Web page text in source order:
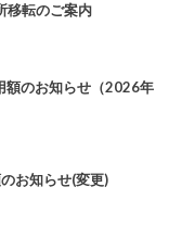
移転のご案内
額のお知らせ（2026年
お知らせ(変更)